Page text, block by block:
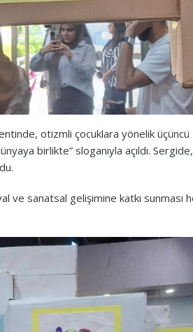
otizmli çocuklara yönelik
birlikte” sloganıyla açıldı.
ve sanatsal gelişimine katkı sunması